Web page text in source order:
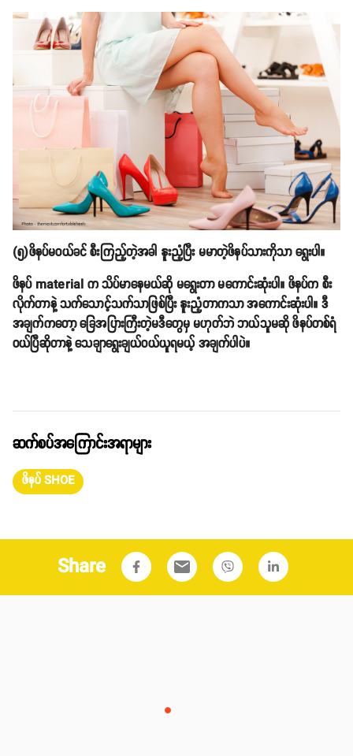
(၅)ဖိနပ်မဝယ်ခင် စီးကြည့်တဲ့အခါ နူးညံ့ပြီး မမာတဲ့ဖိနပ်သားကိုသာ ရွေးပါ။
ဖိနပ် material က သိပ်မာနေမယ်ဆို မရွေးတာ မကောင်းဆုံးပါ။ ဖိနပ်က စီး
လိုက်တာနဲ့ သက်သောင့်သက်သာဖြစ်ပြီး နူးညံ့တာကသာ အကောင်းဆုံးပါ။ ဒီ
အချက်ကတော့ ခြေအပြားကြီးတဲ့မဒီတွေမှ မဟုတ်ဘဲ ဘယ်သူမဆို ဖိနပ်တစ်ရံ
ဝယ်ပြီဆိုတာနဲ့ သေချာရွေးချယ်ဝယ်ယူရမယ့် အချက်ပါပဲ။
ဆက်စပ်အကြောင်းအရာများ
ဖိနပ် SHOE
Share email